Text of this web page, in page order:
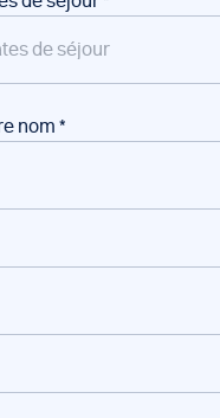
nom *